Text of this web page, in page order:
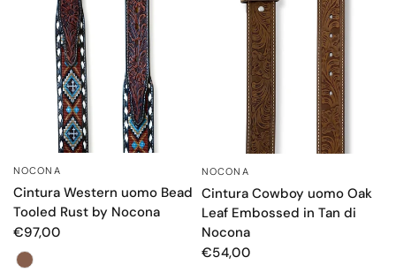
NOCONA
Cintura Western uomo Bead
Tooled Rust by Nocona
€97,00
Color
NOCONA
Cintura Cowboy uomo Oak
Leaf Embossed in Tan di
Nocona
€54,00